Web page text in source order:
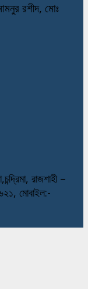
রশীদ, মোঃ
রাজশাহী –
মোবাইল:-